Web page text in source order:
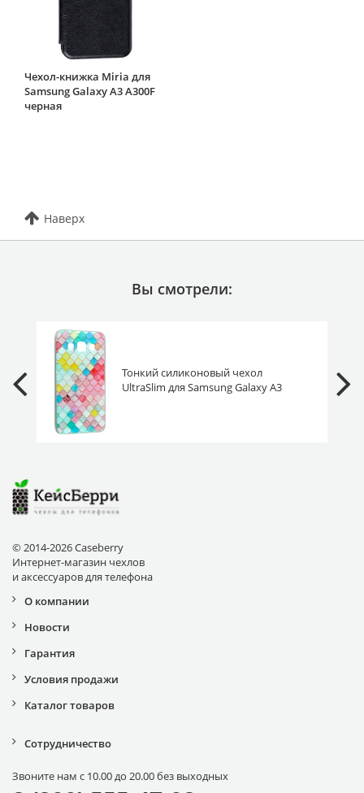
Чехол-книжка Miria для
Samsung Galaxy A3 A300F
черная
Наверх
Вы смотрели:
Тонкий силиконовый чехол
UltraSlim для Samsung Galaxy A3
© 2014-2026 Caseberry
Интернет-магазин чехлов
и аксессуаров для телефона
О компании
Новости
Гарантия
Условия продажи
Каталог товаров
Сотрудничество
Звоните нам с 10.00 до 20.00 без выходных